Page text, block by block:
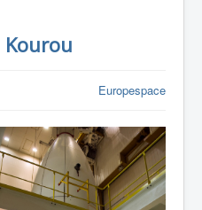
Europespace